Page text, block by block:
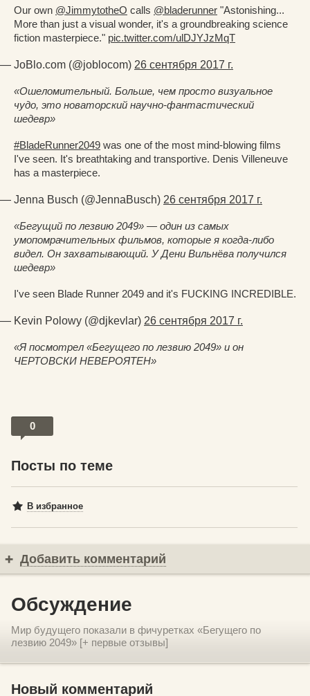
Our own @JimmytotheO calls @bladerunner "Astonishing...
More than just a visual wonder, it's a groundbreaking science
fiction masterpiece." pic.twitter.com/ulDJYJzMqT
— JoBlo.com (@joblocom) 26 сентября 2017 г.
«Ошеломительный. Больше, чем просто визуальное
чудо, это новаторский научно-фантастический
шедевр»
#BladeRunner2049 was one of the most mind-blowing films
I've seen. It's breathtaking and transportive. Denis Villeneuve
has a masterpiece.
— Jenna Busch (@JennaBusch) 26 сентября 2017 г.
«Бегущий по лезвию 2049» — один из самых
умопомрачительных фильмов, которые я когда-либо
видел. Он захватывающий. У Дени Вильнёва получился
шедевр»
I've seen Blade Runner 2049 and it's FUCKING INCREDIBLE.
— Kevin Polowy (@djkevlar) 26 сентября 2017 г.
«Я посмотрел «Бегущего по лезвию 2049» и он
ЧЕРТОВСКИ НЕВЕРОЯТЕН»
0
Посты по теме
В избранное
Добавить комментарий
Обсуждение
Мир будущего показали в фичуретках «Бегущего по
лезвию 2049» [+ первые отзывы]
Новый комментарий